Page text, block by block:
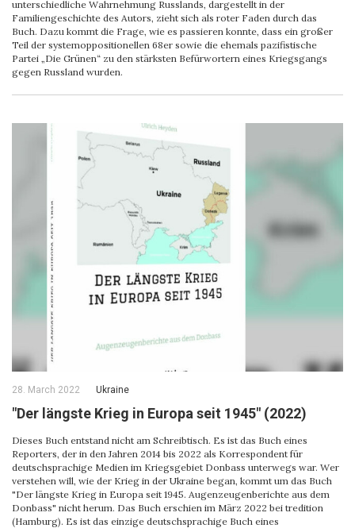
unterschiedliche Wahrnehmung Russlands, dargestellt in der
Familiengeschichte des Autors, zieht sich als roter Faden durch das
Buch. Dazu kommt die Frage, wie es passieren konnte, dass ein großer
Teil der systemoppositionellen 68er sowie die ehemals pazifistische
Partei „Die Grünen“ zu den stärksten Befürwortern eines Kriegsgangs
gegen Russland wurden.
28. March 2022 Ukraine
"Der längste Krieg in Europa seit 1945" (2022)
Dieses Buch entstand nicht am Schreibtisch. Es ist das Buch eines
Reporters, der in den Jahren 2014 bis 2022 als Korrespondent für
deutschsprachige Medien im Kriegsgebiet Donbass unterwegs war. Wer
verstehen will, wie der Krieg in der Ukraine began, kommt um das Buch
"Der längste Krieg in Europa seit 1945. Augenzeugenberichte aus dem
Donbass" nicht herum. Das Buch erschien im März 2022 bei tredition
(Hamburg). Es ist das einzige deutschsprachige Buch eines